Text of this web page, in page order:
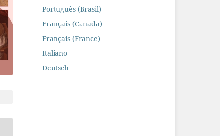
Português (Brasil)
Français (Canada)
Français (France)
Italiano
Deutsch